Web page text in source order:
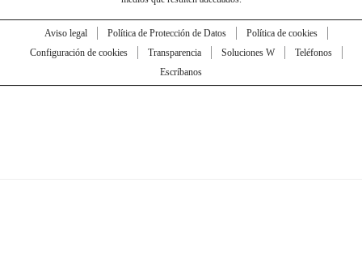
Aviso legal Política de Protección de Datos
Política de cookies
Configuración de cookies
Transparencia Soluciones W
Teléfonos
Escríbanos